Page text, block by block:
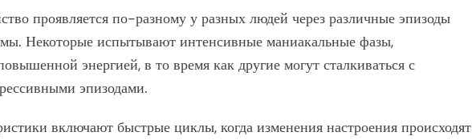
проявляется по-разному у разных людей через различные эпизоды
Некоторые испытывают интенсивные маниакальные фазы,
энергией, в то время как другие могут сталкиваться с
эпизодами.
включают быстрые циклы, когда изменения настроения происходят